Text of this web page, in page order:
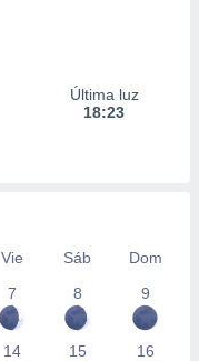
Última luz
18:23
Vie Sáb
Dom
7
8 9
14 15 16